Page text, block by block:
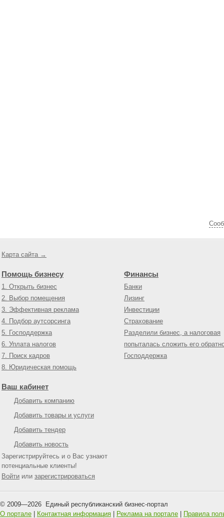
Карта сайта →
Помощь бизнесу
1. Открыть бизнес
2. Выбор помещения
3. Эффективная реклама
4. Подбор аутсорсинга
5. Господдержка
6. Уплата налогов
7. Поиск кадров
8. Юридическая помощь
Финансы
Банки
Лизинг
Инвестиции
Страхование
Разделили бизнес, а налоговая
попыталась сложить его
Господдержка
Ваш кабинет
Добавить компанию
Добавить товары и услуги
Добавить тендер
Добавить новость
Зарегистрируйтесь и о Вас узнают
потенциальные клиенты!
Войти или зарегистрироваться
© 2009—2026 Единый республиканский бизнес-портал
О портале
Контактная информация Реклама на портале Правила